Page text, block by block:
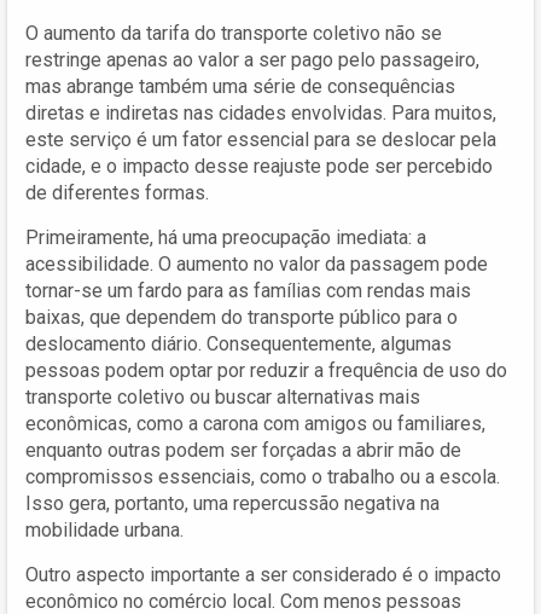
O aumento da tarifa do transporte coletivo não se
restringe apenas ao valor a ser pago pelo passageiro,
mas abrange também uma série de consequências
diretas e indiretas nas cidades envolvidas. Para muitos,
este serviço é um fator essencial para se deslocar pela
cidade, e o impacto desse reajuste pode ser percebido
de diferentes formas.
Primeiramente, há uma preocupação imediata: a
acessibilidade. O aumento no valor da passagem pode
tornar-se um fardo para as famílias com rendas mais
baixas, que dependem do transporte público para o
deslocamento diário. Consequentemente, algumas
pessoas podem optar por reduzir a frequência de uso do
transporte coletivo ou buscar alternativas mais
econômicas, como a carona com amigos ou familiares,
enquanto outras podem ser forçadas a abrir mão de
compromissos essenciais, como o trabalho ou a escola.
Isso gera, portanto, uma repercussão negativa na
mobilidade urbana.
Outro aspecto importante a ser considerado é o impacto
econômico no comércio local. Com menos pessoas